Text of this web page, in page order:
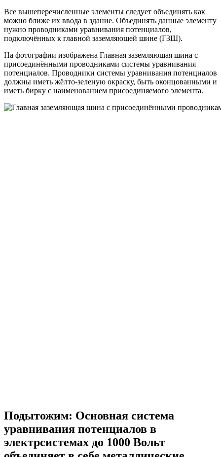
Все вышеперечисленные элементы следует объединять как
можно ближе их ввода в здание. Объединять данные элементу
нужно проводниками уравнивания потенциалов,
подключённых к главной заземляющей шине (ГЗШ).
На фотографии изображена Главная заземляющая шина с
присоединёнными проводниками системы уравнивания
потенциалов. Проводники системы уравнивания потенциалов
должны иметь жёлто-зеленую окраску, быть оконцованными и
иметь бирку с наименованием присоединяемого элемента.
Подытожим: Основная система
уравнивания потенциалов в
электрсистемах до 1000 Вольт